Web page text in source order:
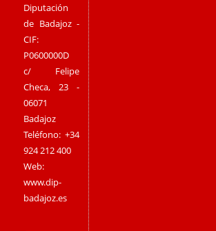
Diputación
de Badajoz -
CIF:
P0600000D
c/ Felipe
Checa, 23 -
06071
Badajoz
Teléfono: +34
924 212 400
Web:
www.dip-
badajoz.es